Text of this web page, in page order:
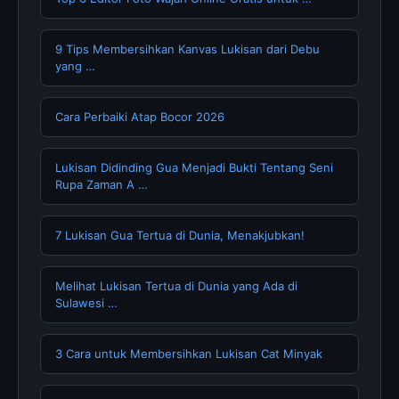
9 Tips Membersihkan Kanvas Lukisan dari Debu
yang …
Cara Perbaiki Atap Bocor 2026
Lukisan Didinding Gua Menjadi Bukti Tentang Seni
Rupa Zaman A …
7 Lukisan Gua Tertua di Dunia, Menakjubkan!
Melihat Lukisan Tertua di Dunia yang Ada di
Sulawesi …
3 Cara untuk Membersihkan Lukisan Cat Minyak